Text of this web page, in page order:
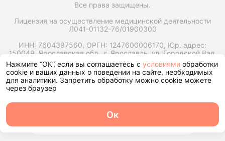
Все права защищены.
Лицензия на осуществление медицинской деятельности
Л041-01132-76/01900300
ИНН: 7604397560, ОРГН: 1247600006170, Юр. адрес:
150049, Ярославская обл., г. Ярославль, ул. Городской Вал,
д15, корп. 1, помещ. 25
Запрос справки на налоговый вычет
Нажмите “ОК”, если вы соглашаетесь с условиями обработки
cookie и ваших данных о поведении на сайте, необходимых
для аналитики. Запретить обработку можно cookie можете
через браузер
Ок